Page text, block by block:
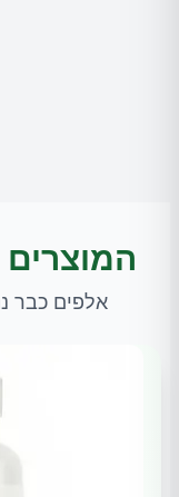
המוצרים
אלפים כבר